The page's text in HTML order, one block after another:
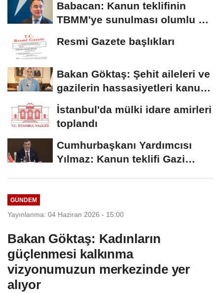
Babacan: Kanun teklifinin
TBMM'ye sunulması olumlu bir
Resmi Gazete başlıkları
Bakan Göktaş: Şehit aileleri ve
gazilerin hassasiyetleri kanun
teklifinde...
İstanbul'da mülki idare amirleri
toplandı
Cumhurbaşkanı Yardımcısı
Yılmaz: Kanun teklifi Gazi
GÜNDEM
Yayınlanma: 04 Haziran 2026 - 15:00
Bakan Göktaş: Kadınların
güçlenmesi kalkınma
vizyonumuzun merkezinde yer
alıyor